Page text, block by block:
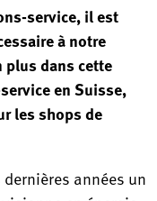
service, il est
à notre
dans cette
en Suisse,
les shops de
années un